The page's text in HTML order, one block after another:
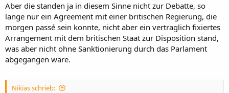
Aber die standen ja in diesem Sinne nicht zur Debatte, so
lange nur ein Agreement mit einer britischen Regierung, die
morgen passé sein konnte, nicht aber ein vertraglich fixiertes
Arrangement mit dem britischen Staat zur Disposition stand,
was aber nicht ohne Sanktionierung durch das Parlament
abgegangen wäre.
Nikias schrieb: